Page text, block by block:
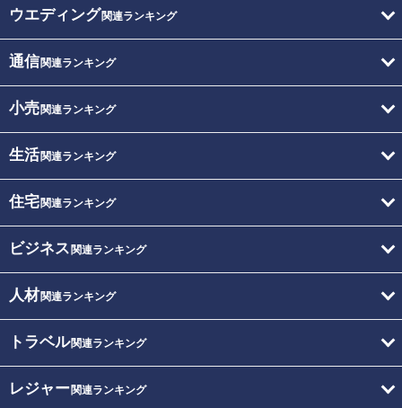
ウエディング関連ランキング
通信関連ランキング
小売関連ランキング
生活関連ランキング
住宅関連ランキング
ビジネス 関連ランキング
人材関連ランキング
トラベル関連ランキング
レジャー関連ランキング